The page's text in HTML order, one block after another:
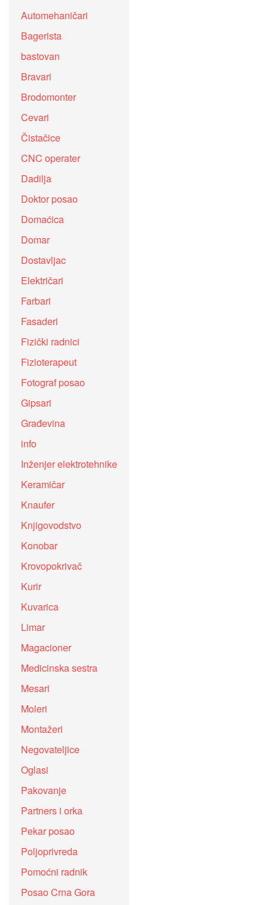
Automehaničari
Bagerista
bastovan
Bravari
Brodomonter
Cevari
Čistačice
CNC operater
Dadilja
Doktor posao
Domaćica
Domar
Dostavljac
Električari
Farbari
Fasaderi
Fizički radnici
Fizioterapeut
Fotograf posao
Gipsari
Građevina
info
Inženjer elektrotehnike
Keramičar
Knaufer
Knjigovodstvo
Konobar
Krovopokrivač
Kurir
Kuvarica
Limar
Magacioner
Medicinska sestra
Mesari
Moleri
Montažeri
Negovateljice
Oglasi
Pakovanje
Partners i orka
Pekar posao
Poljoprivreda
Pomoćni radnik
Posao Crna Gora